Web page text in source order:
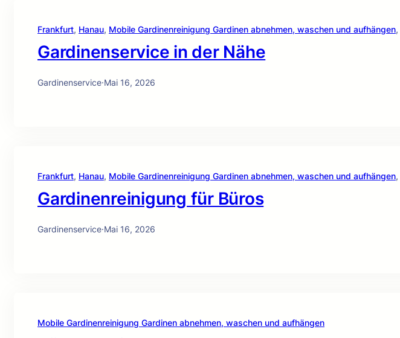
Frankfurt, Hanau, Mobile Gardinenreinigung Gardinen abnehmen, waschen und aufhängen,
Gardinenservice in der Nähe
Gardinenservice·Mai 16, 2026
Frankfurt, Hanau, Mobile Gardinenreinigung Gardinen abnehmen, waschen und aufhängen,
Gardinenreinigung für Büros
Gardinenservice·Mai 16, 2026
Mobile Gardinenreinigung Gardinen abnehmen, waschen und aufhängen